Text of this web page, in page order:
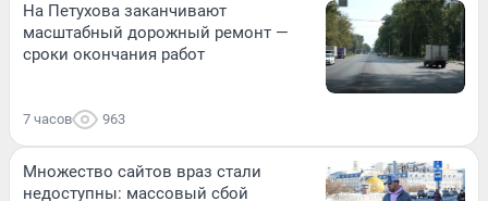
На Петухова заканчивают
масштабный дорожный ремонт —
сроки окончания работ
7 часов 963
Множество сайтов враз стали
недоступны: массовый сбой